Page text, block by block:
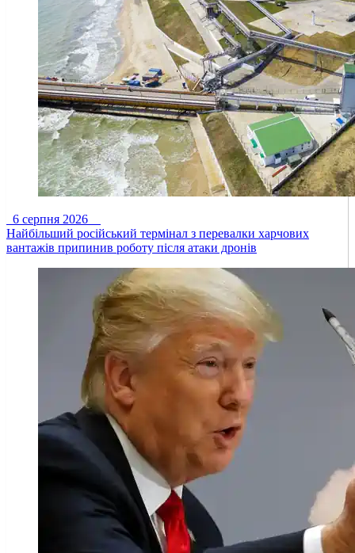
6 серпня 2026
Найбільший російський термінал з перевалки харчових
вантажів припинив роботу після атаки дронів